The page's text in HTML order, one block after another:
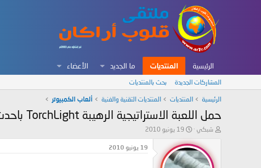
الرئيسية المنتديات ما الجديد الأعضاء
المشاركات الجديدة بحث بالمنتديات
الرئيسية المنتديات المنتديات التقنية والفنية ألعاب الكمبيوتر
حمل اللعبة الاستراتيجية الرهيبة TorchLight باحدث اصداراتها مضغوطه بحجم 319 ميغا
ب
ئ
ا
شبكي
ت
ر
ي
خ
19 يونيو 2010
19 يونيو 2010